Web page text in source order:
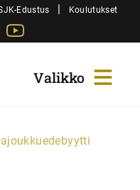
Edustus | Koulutukset
Twitter